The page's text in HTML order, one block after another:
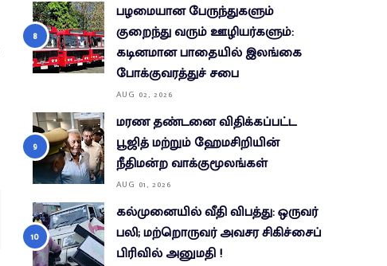
பழமையான பேருந்துகளும்
குறைந்து வரும் ஊழியர்களும்:
கடினமான பாதையில் இலங்கை
போக்குவரத்துச் சபை
AUG 02, 2026
மரண தண்டனை விதிக்கப்பட்ட
பூஜித் மற்றும் ஹேமசிறியின்
நீதிமன்ற வாக்குமூலங்கள்
AUG 01, 2026
கல்முனையில் வீதி விபத்து: ஒருவர்
பலி; மற்றொருவர் அவசர சிகிச்சைப்
பிரிவில் அனுமதி !